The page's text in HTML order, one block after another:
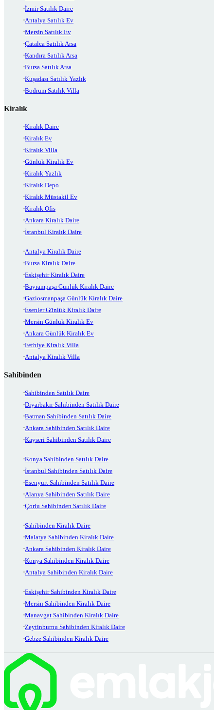
İzmir Satılık Daire
Antalya Satılık Ev
Mersin Satılık Ev
Çatalca Satılık Arsa
Kandıra Satılık Arsa
Bursa Satılık Arsa
Kuşadası Satılık Yazlık
Bodrum Satılık Villa
Kiralık
Kiralık Daire
Kiralık Ev
Kiralık Villa
Günlük Kiralık Ev
Kiralık Yazlık
Kiralık Depo
Kiralık Müstakil Ev
Kiralık Ofis
Ankara Kiralık Daire
İstanbul Kiralık Daire
Antalya Kiralık Daire
Bursa Kiralık Daire
Eskişehir Kiralık Daire
Bayrampaşa Günlük Kiralık Daire
Gaziosmanpaşa Günlük Kiralık Daire
Esenler Günlük Kiralık Daire
Mersin Günlük Kiralık Ev
Ankara Günlük Kiralık Ev
Fethiye Kiralık Villa
Antalya Kiralık Villa
Sahibinden
Sahibinden Satılık Daire
Diyarbakır Sahibinden Satılık Daire
Batman Sahibinden Satılık Daire
Ankara Sahibinden Satılık Daire
Kayseri Sahibinden Satılık Daire
Konya Sahibinden Satılık Daire
İstanbul Sahibinden Satılık Daire
Esenyurt Sahibinden Satılık Daire
Alanya Sahibinden Satılık Daire
Çorlu Sahibinden Satılık Daire
Sahibinden Kiralık Daire
Malatya Sahibinden Kiralık Daire
Ankara Sahibinden Kiralık Daire
Konya Sahibinden Kiralık Daire
Antalya Sahibinden Kiralık Daire
Eskişehir Sahibinden Kiralık Daire
Mersin Sahibinden Kiralık Daire
Manavgat Sahibinden Kiralık Daire
Zeytinburnu Sahibinden Kiralık Daire
Gebze Sahibinden Kiralık Daire